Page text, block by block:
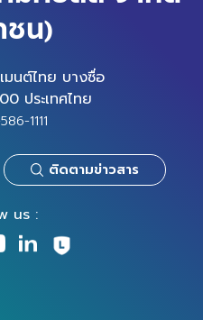
น)
มนต์ไทย บางซื่อ
ประเทศไทย
1111
ติดตามข่าวสาร
us :